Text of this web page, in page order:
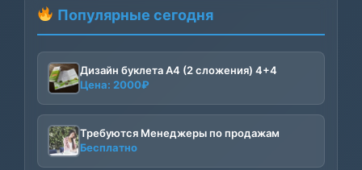
Популярные сегодня
Дизайн буклета А4 (2 сложения) 4+4
Цена: 2000₽
Требуются Менеджеры по продажам
Бесплатно